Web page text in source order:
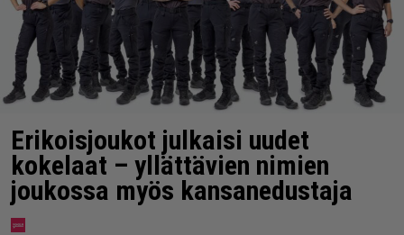
Erikoisjoukot julkaisi uudet
kokelaat – yllättävien nimien
joukossa myös kansanedustaja